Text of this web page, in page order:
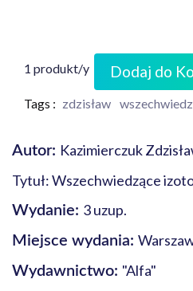
1 produkt/y Dodaj do
Tags : zdzisław
Autor: Kazimierczuk
Tytuł: Wszechwiedzące
Wydanie: 3 uzup.
Miejsce wydania:
Wydawnictwo: "Alfa"